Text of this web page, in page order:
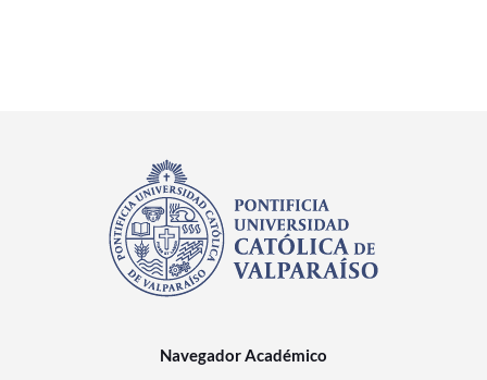
Navegador Académico